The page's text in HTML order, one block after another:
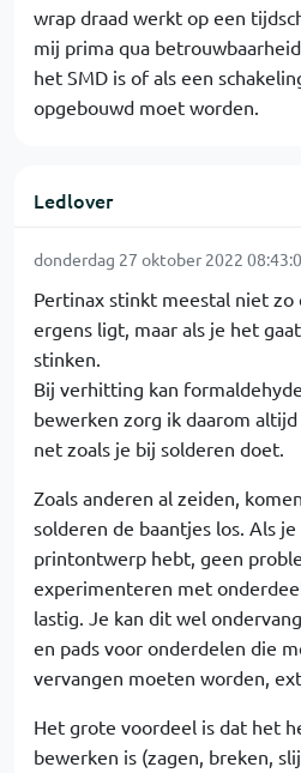
wrap draad werkt op een
mij prima qua
het SMD is of als een
opgebouwd moet worden.
Ledlover
donderdag 27 oktober 2022
Pertinax stinkt meestal niet zo
ergens ligt, maar als je het
stinken.
Bij verhitting kan
bewerken zorg ik daarom
net zoals je bij solderen doet.
Zoals anderen al zeiden,
solderen de baantjes los. Als
printontwerp hebt, geen
experimenteren met
lastig. Je kan dit wel
en pads voor onderdelen die
vervangen moeten worden,
Het grote voordeel is dat het
bewerken is (zagen, breken,